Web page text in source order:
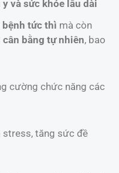
và sức khỏe lâu dài
bệnh tức thì mà còn
bằng tự nhiên, bao
cường chức năng các
stress, tăng sức đề